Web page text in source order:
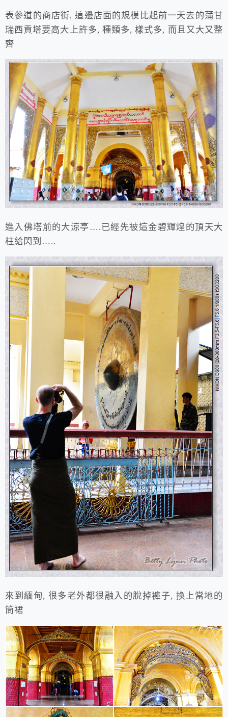
表參道的商店街, 這邊店面的規模比起前一天去的蒲甘
瑞西貢塔要高大上許多, 種類多, 樣式多, 而且又大又整
齊
進入佛塔前的大涼亭….已經先被這金碧輝煌的頂天大
柱給閃到…..
來到緬甸, 很多老外都很融入的脫掉褲子, 換上當地的
筒裙